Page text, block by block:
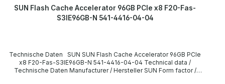
SUN Flash Cache Accelerator 96GB PCIe x8 F20-Fas-
S3IE96GB-N 541-4416-04-04
Technische Daten SUN SUN Flash Cache Accelerator 96GB PCIe
x8 F20-Fas-S3IE96GB-N 541-4416-04-04 Technical data /
Technische Daten Manufacturer / Hersteller SUN Form factor /